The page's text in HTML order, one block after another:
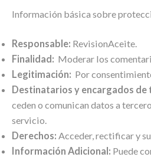
Información básica sobre
Responsable: RevisionAceite.
Finalidad: Moderar los
Legitimación: Por
Destinatarios y encargados
ceden o comunican datos a
servicio.
Derechos: Acceder, rectificar y
Información Adicional: Puede